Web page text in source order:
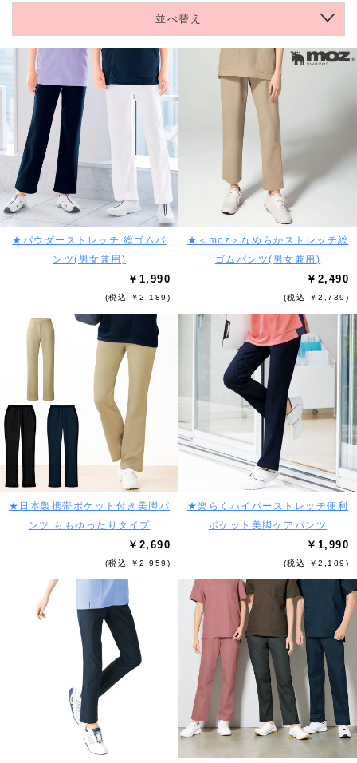
並べ替え
★パウダーストレッチ 総ゴムパ
ンツ(男女兼用)
￥1,990
(税込 ￥2,189)
★＜moz＞なめらかストレッチ総
ゴムパンツ(男女兼用)
￥2,490
(税込 ￥2,739)
★日本製携帯ポケット付き美脚パ
ンツ ももゆったりタイプ
￥2,690
(税込 ￥2,959)
★楽らくハイパーストレッチ便利
ポケット美脚ケアパンツ
￥1,990
(税込 ￥2,189)